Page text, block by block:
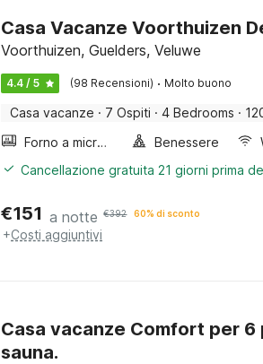
Casa Vacanze Voorthuizen
Voorthuizen, Guelders, Veluwe
4.4 / 5 (98 Recensioni) · Molto buono
Casa vacanze · 7 Ospiti · 4 Bedrooms ·
Forno a microonde combinato
Benessere
Cancellazione gratuita 21 giorni prima
€151 a notte €392 60% di sconto
+Costi aggiuntivi
Casa vacanze Comfort per 6
sauna.